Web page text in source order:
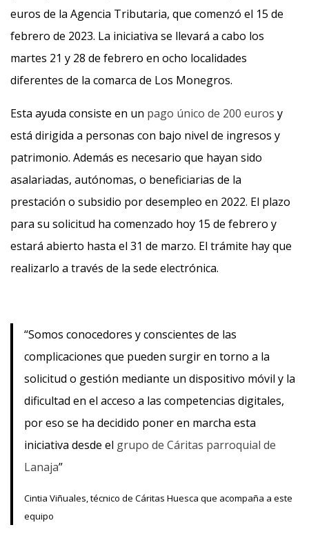
euros de la Agencia Tributaria, que comenzó el 15 de
febrero de 2023. La iniciativa se llevará a cabo los
martes 21 y 28 de febrero en ocho localidades
diferentes de la comarca de Los Monegros.
Esta ayuda consiste en un pago único de 200 euros y
está dirigida a personas con bajo nivel de ingresos y
patrimonio. Además es necesario que hayan sido
asalariadas, autónomas, o beneficiarias de la
prestación o subsidio por desempleo en 2022. El plazo
para su solicitud ha comenzado hoy 15 de febrero y
estará abierto hasta el 31 de marzo. El trámite hay que
realizarlo a través de la sede electrónica.
“Somos conocedores y conscientes de las
complicaciones que pueden surgir en torno a la
solicitud o gestión mediante un dispositivo móvil y la
dificultad en el acceso a las competencias digitales,
por eso se ha decidido poner en marcha esta
iniciativa desde el grupo de Cáritas parroquial de
Lanaja”
Cintia Viñuales, técnico de Cáritas Huesca que acompaña a este
equipo